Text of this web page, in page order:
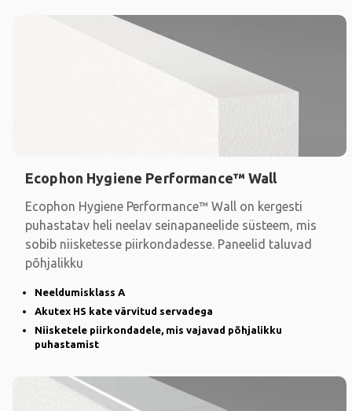
Ecophon Hygiene Performance™ Wall
Ecophon Hygiene Performance™ Wall on kergesti
puhastatav heli neelav seinapaneelide süsteem, mis
sobib niisketesse piirkondadesse. Paneelid taluvad
põhjalikku
Neeldumisklass A
Akutex HS kate värvitud servadega
Niisketele piirkondadele, mis vajavad põhjalikku
puhastamist